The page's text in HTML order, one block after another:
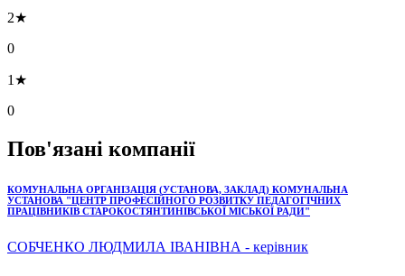
2★
0
1★
0
Пов'язані компанії
КОМУНАЛЬНА ОРГАНІЗАЦІЯ (УСТАНОВА, ЗАКЛАД) КОМУНАЛЬНА
УСТАНОВА "ЦЕНТР ПРОФЕСІЙНОГО РОЗВИТКУ ПЕДАГОГІЧНИХ
ПРАЦІВНИКІВ СТАРОКОСТЯНТИНІВСЬКОЇ МІСЬКОЇ РАДИ"
СОБЧЕНКО ЛЮДМИЛА ІВАНІВНА - керівник